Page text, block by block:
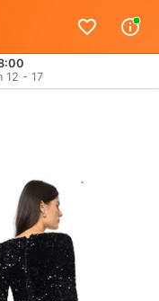
12 - 17